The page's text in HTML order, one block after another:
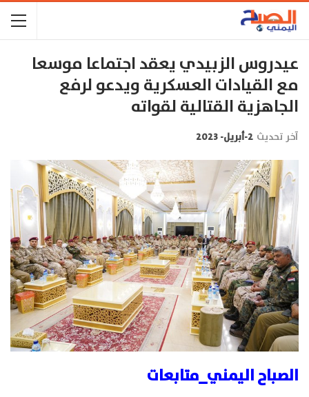
عيدروس الزبيدي يعقد اجتماعا موسعا
مع القيادات العسكرية ويدعو لرفع
الجاهزية القتالية لقواته
آخر تحديث 2-أبريل- 2023
الصباح اليمني_متابعات